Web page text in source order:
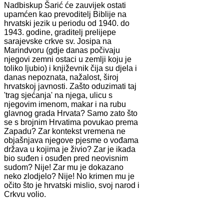
Nadbiskup Šarić će zauvijek ostati
upamćen kao prevoditelj Biblije na
hrvatski jezik u periodu od 1940. do
1943. godine, graditelj prelijepe
sarajevske crkve sv. Josipa na
Marindvoru (gdje danas počivaju
njegovi zemni ostaci u zemlji koju je
toliko ljubio) i književnik čija su djela i
danas nepoznata, nažalost, široj
hrvatskoj javnosti. Zašto oduzimati taj
'trag sjećanja' na njega, ulicu s
njegovim imenom, makar i na rubu
glavnog grada Hrvata? Samo zato što
se s brojnim Hrvatima povukao prema
Zapadu? Zar kontekst vremena ne
objašnjava njegove pjesme o vođama
država u kojima je živio? Zar je ikada
bio suđen i osuđen pred neovisnim
sudom? Nije! Zar mu je dokazano
neko zlodjelo? Nije! No krimen mu je
očito što je hrvatski mislio, svoj narod i
Crkvu volio.